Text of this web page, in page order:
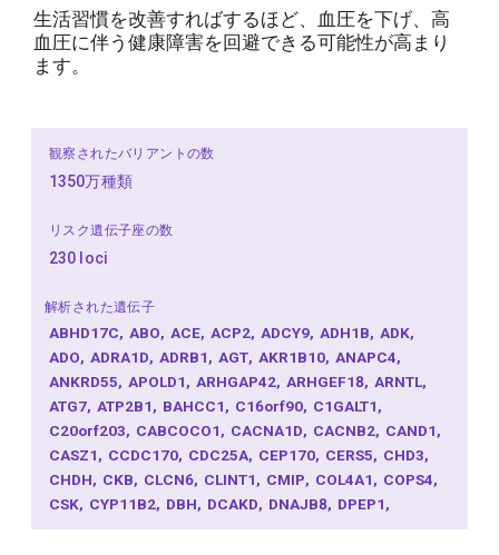
生活習慣を改善すればするほど、血圧を下げ、高
血圧に伴う健康障害を回避できる可能性が高まり
ます。
観察されたバリアントの数
1350万種類
リスク遺伝子座の数
230 loci
解析された遺伝子
ABHD17C ABO ACE ACP2 ADCY9 ADH1B ADK
ADO ADRA1D ADRB1 AGT AKR1B10 ANAPC4
ANKRD55 APOLD1 ARHGAP42 ARHGEF18 ARNTL
ATG7 ATP2B1 BAHCC1 C16orf90 C1GALT1
C20orf203 CABCOCO1 CACNA1D CACNB2 CAND1
CASZ1 CCDC170 CDC25A CEP170 CERS5 CHD3
CHDH CKB CLCN6 CLINT1 CMIP COL4A1 COPS4
CSK CYP11B2 DBH DCAKD DNAJB8 DPEP1
DPYSL2 DVL3 EBF1 EBF2 EFR3B ENPEP EVX1